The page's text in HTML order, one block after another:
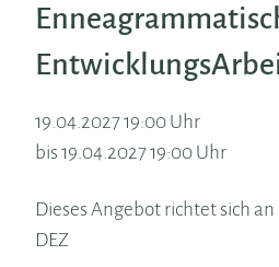
19.04.2027 19:00 Uhr
bis 19.04.2027 19:00 Uhr
Dieses Angebot richtet sich
DEZ